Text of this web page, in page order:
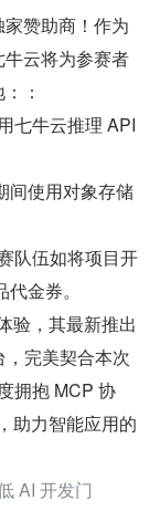
赞助商！作为
云将为参赛者
：
七牛云推理 API
间使用对象存储
队伍如将项目开
金券。
验，其最新推出
完美契合本次
拥抱 MCP 协
助力智能应用的
AI 开发门